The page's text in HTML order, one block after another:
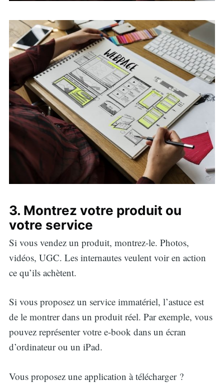
3. Montrez votre produit ou
votre service
Si vous vendez un produit, montrez-le. Photos,
vidéos, UGC. Les internautes veulent voir en action
ce qu’ils achètent.
Si vous proposez un service immatériel, l’astuce est
de le montrer dans un produit réel. Par exemple, vous
pouvez représenter votre e-book dans un écran
d’ordinateur ou un iPad.
Vous proposez une application à télécharger ?